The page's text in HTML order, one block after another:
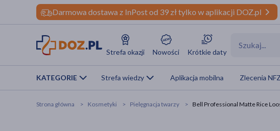
Darmowa dostawa z InPost od 39 zł tylko w aplikacji DOZ.pl
Strefa okazji Nowości Krótkie daty
KATEGORIE Strefa wiedzy Aplikacja mobilna Zlecenia NFZ
Strona główna Kosmetyki Pielęgnacja twarzy Bell Professional Matte Rice